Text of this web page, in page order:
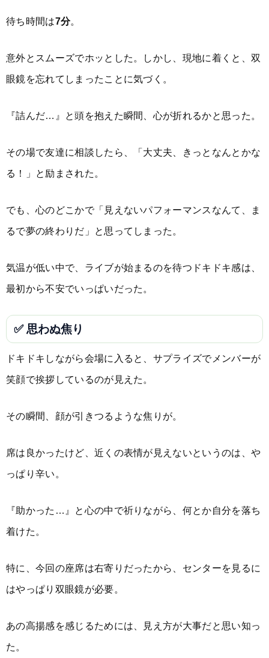
待ち時間は7分。
意外とスムーズでホッとした。しかし、現地に着くと、双
眼鏡を忘れてしまったことに気づく。
『詰んだ…』と頭を抱えた瞬間、心が折れるかと思った。
その場で友達に相談したら、「大丈夫、きっとなんとかな
る！」と励まされた。
でも、心のどこかで「見えないパフォーマンスなんて、ま
るで夢の終わりだ」と思ってしまった。
気温が低い中で、ライブが始まるのを待つドキドキ感は、
最初から不安でいっぱいだった。
✅ 思わぬ焦り
ドキドキしながら会場に入ると、サプライズでメンバーが
笑顔で挨拶しているのが見えた。
その瞬間、顔が引きつるような焦りが。
席は良かったけど、近くの表情が見えないというのは、や
っぱり辛い。
『助かった…』と心の中で祈りながら、何とか自分を落ち
着けた。
特に、今回の座席は右寄りだったから、センターを見るに
はやっぱり双眼鏡が必要。
あの高揚感を感じるためには、見え方が大事だと思い知っ
た。